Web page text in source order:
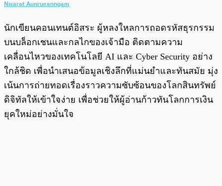
Nisarat Aunrueanngam
นักเขียนคอนเทนต์อิสระ ผู้หลงใหลการถอดรหัสธุรกรรม
บนบล็อกเชนและกลไกของเจ้ามือ ติดตามความ
เคลื่อนไหวของเทคโนโลยี AI และ Cyber Security อย่าง
ใกล้ชิด เพื่อนำเสนอข้อมูลเชิงลึกที่แม่นยำและทันสมัย มุ่ง
เน้นการถ่ายทอดเรื่องราวความซับซ้อนของโลกสินทรัพย์
ดิจิทัลให้เข้าใจง่าย เพื่อช่วยให้ผู้อ่านก้าวทันโลกการเงิน
ยุคใหม่อย่างมั่นใจ